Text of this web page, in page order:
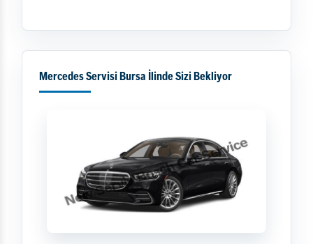
Mercedes Servisi Bursa İlinde Sizi Bekliyor